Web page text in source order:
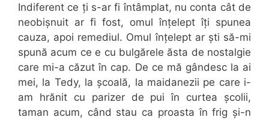
Indiferent ce ți s-ar fi întâmplat, nu conta cât de
neobișnuit ar fi fost, omul înțelept îți spunea
cauza, apoi remediul. Omul înțelept ar ști să-mi
spună acum ce e cu bulgărele ăsta de nostalgie
care mi-a căzut în cap. De ce mă gândesc la ai
mei, la Tedy, la școală, la maidanezii pe care i-
am hrănit cu parizer de pui în curtea școlii,
taman acum, când stau ca proasta în frig și-n